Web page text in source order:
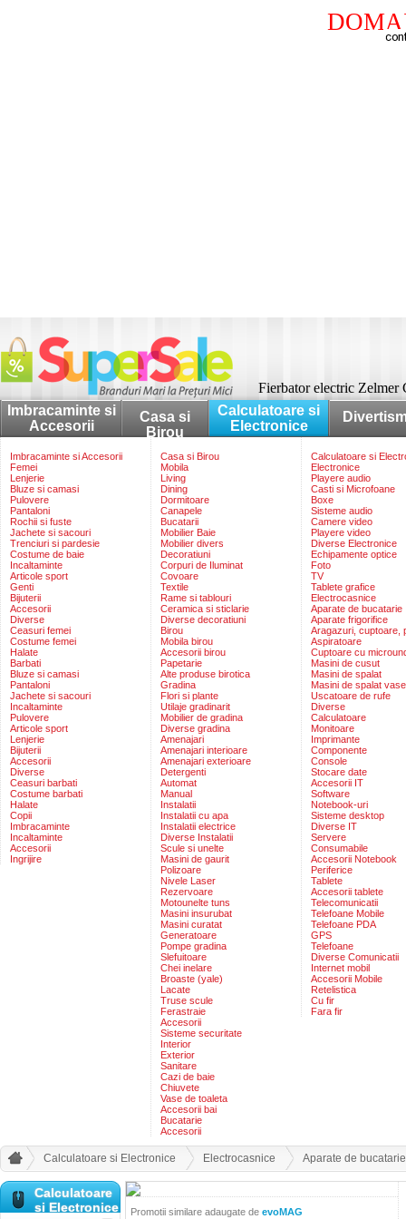
Fierbator electric
Imbracaminte si
Accesorii
Casa si
Birou
Calculatoare si
Electronice
Imbracaminte si Accesorii
Femei
Lenjerie
Bluze si camasi
Pulovere
Pantaloni
Rochii si fuste
Jachete si sacouri
Trenciuri si pardesie
Costume de baie
Incaltaminte
Articole sport
Genti
Bijuterii
Accesorii
Diverse
Ceasuri femei
Costume femei
Halate
Barbati
Bluze si camasi
Pantaloni
Jachete si sacouri
Incaltaminte
Pulovere
Articole sport
Lenjerie
Bijuterii
Accesorii
Diverse
Ceasuri barbati
Costume barbati
Halate
Copii
Imbracaminte
Incaltaminte
Accesorii
Ingrijire
Casa si Birou
Mobila
Living
Dining
Dormitoare
Canapele
Bucatarii
Mobilier Baie
Mobilier divers
Decoratiuni
Corpuri de Iluminat
Covoare
Textile
Rame si tablouri
Ceramica si sticlarie
Diverse decoratiuni
Birou
Mobila birou
Accesorii birou
Papetarie
Alte produse birotica
Gradina
Flori si plante
Utilaje gradinarit
Mobilier de gradina
Diverse gradina
Amenajari
Amenajari interioare
Amenajari exterioare
Detergenti
Automat
Manual
Instalatii
Instalatii cu apa
Instalatii electrice
Diverse Instalatii
Scule si unelte
Masini de gaurit
Polizoare
Nivele Laser
Rezervoare
Motounelte tuns
Masini insurubat
Masini curatat
Generatoare
Pompe gradina
Slefuitoare
Chei inelare
Broaste (yale)
Lacate
Truse scule
Ferastraie
Accesorii
Sisteme securitate
Interior
Exterior
Sanitare
Cazi de baie
Chiuvete
Vase de toaleta
Accesorii bai
Bucatarie
Accesorii
Calculatoare si
Electronice
Playere audio
Casti si Microfoane
Boxe
Sisteme audio
Camere video
Playere video
Diverse Electronice
Echipamente optice
Foto
TV
Tablete grafice
Electrocasnice
Aparate de bucatarie
Aparate frigorifice
Aragazuri, cuptoare,
Aspiratoare
Cuptoare cu
Masini de cusut
Masini de spalat
Masini de spalat vase
Uscatoare de rufe
Diverse
Calculatoare
Monitoare
Imprimante
Componente
Console
Stocare date
Accesorii IT
Software
Notebook-uri
Sisteme desktop
Diverse IT
Servere
Consumabile
Accesorii Notebook
Periferice
Tablete
Accesorii tablete
Telecomunicatii
Telefoane Mobile
Telefoane PDA
GPS
Telefoane
Diverse Comunicatii
Internet mobil
Accesorii Mobile
Retelistica
Cu fir
Fara fir
Calculatoare si Electronice Electrocasnice Aparate de bucatarie
Promotii similare adaugate de evoMAG
Calculatoare
si Electronice